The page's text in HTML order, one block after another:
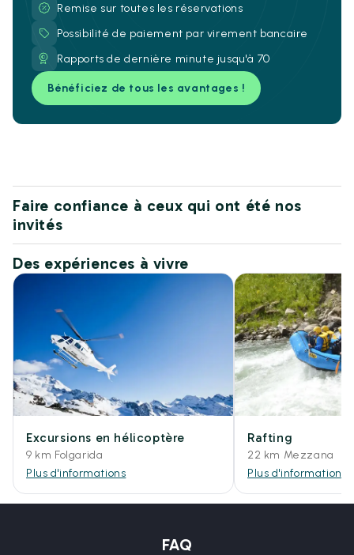
Remise sur toutes les réservations
Possibilité de paiement par virement bancaire
Rapports de dernière minute jusqu'à 70
Bénéficiez de tous les avantages !
Faire confiance à ceux qui ont été nos
invités
Des expériences à vivre
Excursions en hélicoptère
9 km Folgarida
Plus d'informations
Rafting
22 km Mezzana
Plus d'informations
FAQ